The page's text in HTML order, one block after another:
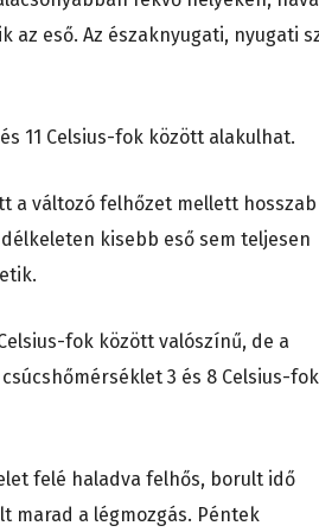
az eső. Az északnyugati, nyugati
11 Celsius-fok között alakulhat.
a változó felhőzet mellett
kisebb eső sem teljesen
fok között valószínű, de a
3 és 8 Celsius-fok
felé haladva felhős, borult idő
marad a légmozgás. Péntek